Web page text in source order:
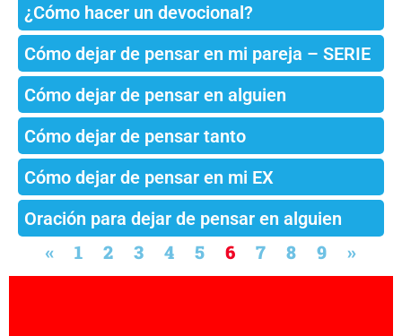
¿Cómo hacer un devocional?
Cómo dejar de pensar en mi pareja – SERIE
Cómo dejar de pensar en alguien
Cómo dejar de pensar tanto
Cómo dejar de pensar en mi EX
Oración para dejar de pensar en alguien
« 1 2 3 4 5 6 7 8 9 »